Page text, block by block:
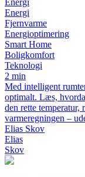
Energi
Energi
Fjernvarme
Energioptimering
Smart Home
Boligkomfort
Teknologi
2 min
Med intelligent
optimalt. Læs,
den rette
varmeregningen –
Elias Skov
Elias
Skov